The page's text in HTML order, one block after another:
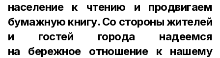
население к чтению и продвигаем
бумажную книгу. Со стороны жителей
и гостей города надеемся
на бережное отношение к нашему